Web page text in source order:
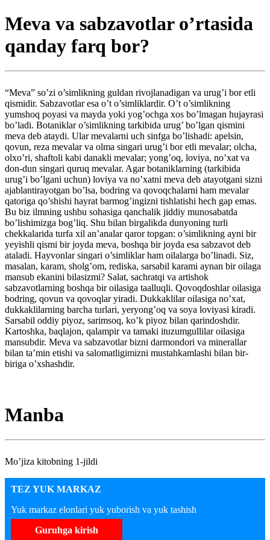
Meva va sabzavotlar o’rtasida
qanday farq bor?
“Meva” so’zi o’simlikning guldan rivojlanadigan va urug’i bor etli
qismidir. Sabzavotlar esa o’t o’simliklardir. O’t o’simlikning
yumshoq poyasi va mayda yoki yog’ochga xos bo’lmagan hujayrasi
bo’ladi. Botaniklar o’simlikning tarkibida urug’ bo’lgan qismini
meva deb ataydi. Ular mevalarni uch sinfga bo’lishadi: apelsin,
qovun, reza mevalar va olma singari urug’i bor etli mevalar; olcha,
olxo’ri, shaftoli kabi danakli mevalar; yong’oq, loviya, no’xat va
don-dun singari quruq mevalar. Agar botaniklarning (tarkibida
urug’i bo’lgani uchun) loviya va no’xatni meva deb atayotgani sizni
ajablantirayotgan bo’lsa, bodring va qovoqchalarni ham mevalar
qatoriga qo’shishi hayrat barmog’ingizni tishlatishi hech gap emas.
Bu biz ilmning ushbu sohasiga qanchalik jiddiy munosabatda
bo’lishimizga bog’liq. Shu bilan birgalikda dunyoning turli
chekkalarida turfa xil an’analar qaror topgan: o’simlikning ayni bir
yeyishli qismi bir joyda meva, boshqa bir joyda esa sabzavot deb
ataladi. Hayvonlar singari o’simliklar ham oilalarga bo’linadi. Siz,
masalan, karam, sholg’om, rediska, sarsabil karami aynan bir oilaga
mansub ekanini bilasizmi? Salat, sachratqi va artishok
sabzavotlarning boshqa bir oilasiga taalluqli. Qovoqdoshlar oilasiga
bodring, qovun va qovoqlar yiradi. Dukkaklilar oilasiga no’xat,
dukkaklilarning barcha turlari, yeryong’oq va soya loviyasi kiradi.
Sarsabil oddiy piyoz, sarimsoq, ko’k piyoz bilan qarindoshdir.
Kartoshka, baqlajon, qalampir va tamaki ituzumgullilar oilasiga
mansubdir. Meva va sabzavotlar bizni darmondori va minerallar
bilan ta’min etishi va salomatligimizni mustahkamlashi bilan bir-
biriga o’xshashdir.
Manba
Mo’jiza kitobning 1-jildi
TEZ YUK MARKAZ
Yuk markaz elonlari yuk yuborish va yuk tashish
Guruhga kirish